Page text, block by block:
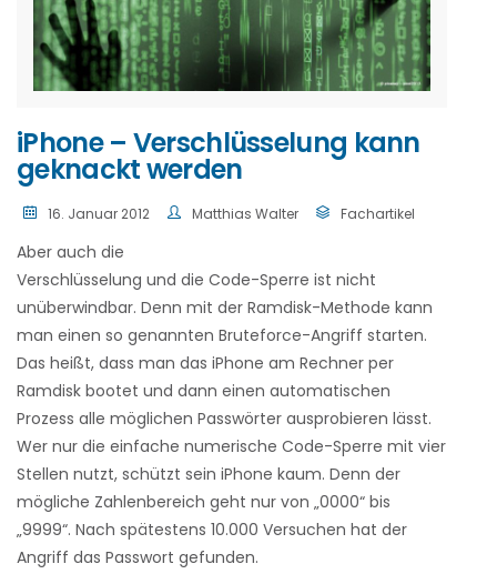
iPhone – Verschlüsselung kann
geknackt werden
16. Januar 2012 Matthias Walter Fachartikel
Aber auch die
Verschlüsselung und die Code-Sperre ist nicht
unüberwindbar. Denn mit der Ramdisk-Methode kann
man einen so genannten Bruteforce-Angriff starten.
Das heißt, dass man das iPhone am Rechner per
Ramdisk bootet und dann einen automatischen
Prozess alle möglichen Passwörter ausprobieren lässt.
Wer nur die einfache numerische Code-Sperre mit vier
Stellen nutzt, schützt sein iPhone kaum. Denn der
mögliche Zahlenbereich geht nur von „0000“ bis
„9999“. Nach spätestens 10.000 Versuchen hat der
Angriff das Passwort gefunden.